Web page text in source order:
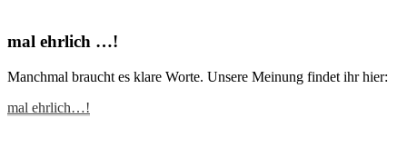
mal ehrlich …!
Manchmal braucht es klare Worte. Unsere Meinung findet ihr hier:
mal ehrlich…!